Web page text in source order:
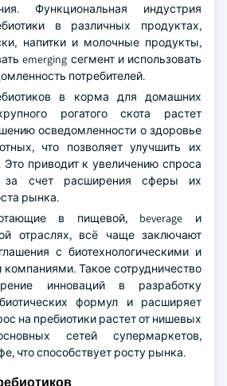
Функциональная индустрия
в различных продуктах,
напитки и молочные продукты,
emerging сегмент и использовать
потребителей.
в корма для домашних
рогатого скота растет
осведомленности о здоровье
что позволяет улучшить их
Это приводит к увеличению спроса
за счет расширения сферы их
рынка.
в пищевой, beverage и
отраслях, всё чаще заключают
с биотехнологическими и
Такое сотрудничество
инноваций в разработку
формул и расширяет
на пребиотики растет от нишевых
сетей супермаркетов,
что способствует росту рынка.